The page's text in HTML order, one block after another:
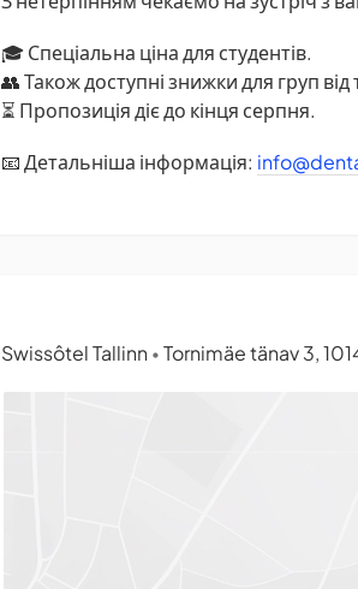
🎓 Спеціальна ціна для студентів.
👥 Також доступні знижки для груп від
⏳ Пропозиція діє до кінця серпня.
📧 Детальніша інформація:
Swissôtel Tallinn • Tornimäe tänav 3,